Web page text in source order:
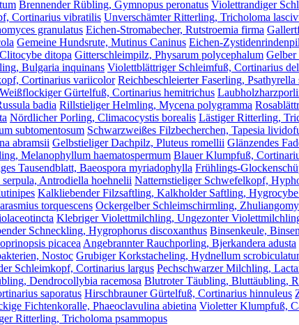
Brennender Rübling, Gymnopus peronatus Violettrandiger
Cortinarius vibratilis Unverschämter Ritterling, Tricholoma
granulatus Eichen-Stromabecher, Rutstroemia firma
Gemeine Hundsrute, Mutinus Caninus Eichen-
ditopa Gitterschleimpilz, Physarum polycephalum Gelber
Bulgaria inquinans Violettblättriger Schleimfuß, Cortinarius
Cortinarius variicolor Reichbeschleierter Faserling,
Weißflockiger Gürtelfuß, Cortinarius hemitrichus
badia Rillstieliger Helmling, Mycena polygramma
Nördlicher Porling, Climacocystis borealis Lästiger Ritterling,
subtomentosum Schwarzweißes Filzbecherchen, Tapesia
abramsii Gelbstieliger Dachpilz, Pluteus romellii Glänzendes
Melanophyllum haematospermum Blauer Klumpfuß,
Tausendblatt, Baeospora myriadophylla Frühlings-
Antrodiella hoehnelii Natternstieliger Schwefelkopf,
Kalkliebender Filzsaftling, Kalkholder Saftling,
torquescens Ockergelber Schleimschirmling,
Klebriger Violettmilchling, Ungezonter
Schneckling, Hygrophorus discoxanthus Binsenkeule,
picacea Angebrannter Rauchporling, Bjerkandera adusta
Nostoc Grubiger Korkstacheling, Hydnellum
Schleimkopf, Cortinarius largus Pechschwarzer Milchling,
Dendrocollybia racemosa Blutroter Täubling, Bluttäubling,
saporatus Hirschbrauner Gürtelfuß, Cortinarius hinnuleus
Fichtenkoralle, Phaeoclavulina abietina Violetter Klumpfuß,
Ritterling, Tricholoma psammopus